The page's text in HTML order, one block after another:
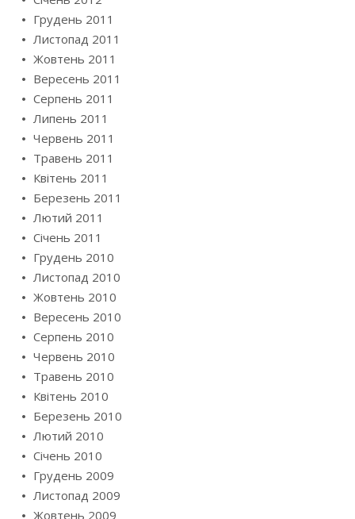
Грудень 2011
Листопад 2011
Жовтень 2011
Вересень 2011
Серпень 2011
Липень 2011
Червень 2011
Травень 2011
Квітень 2011
Березень 2011
Лютий 2011
Січень 2011
Грудень 2010
Листопад 2010
Жовтень 2010
Вересень 2010
Серпень 2010
Червень 2010
Травень 2010
Квітень 2010
Березень 2010
Лютий 2010
Січень 2010
Грудень 2009
Листопад 2009
Жовтень 2009